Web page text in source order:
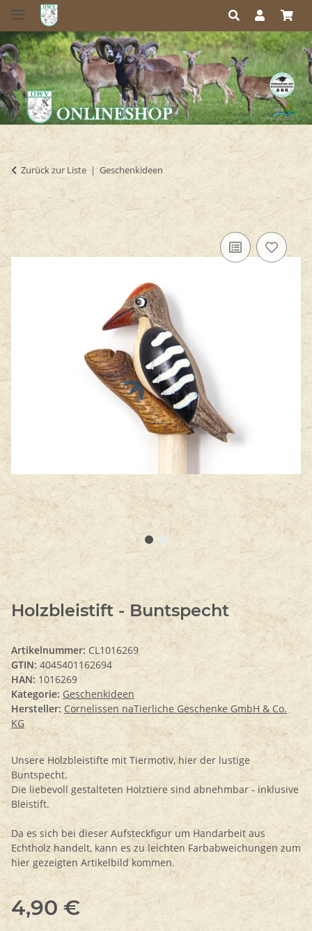
Zurück zur Liste Geschenkideen
Holzbleistift - Buntspecht
Artikelnummer: CL1016269
GTIN: 4045401162694
HAN: 1016269
Kategorie: Geschenkideen
Hersteller: Cornelissen naTierliche Geschenke GmbH & Co.
KG
Unsere Holzbleistifte mit Tiermotiv, hier der lustige
Buntspecht.
Die liebevoll gestalteten Holztiere sind abnehmbar - inklusive
Bleistift.
Da es sich bei dieser Aufsteckfigur um Handarbeit aus
Echtholz handelt, kann es zu leichten Farbabweichungen zum
hier gezeigten Artikelbild kommen.
4,90 €